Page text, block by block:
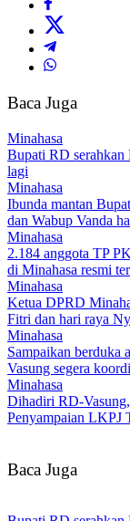
Baca Juga
Minahasa
Bupati RD
lagi
Minahasa
Ibunda mantan
dan Wabup Vanda
Minahasa
2.184 anggota TP
di Minahasa resmi
Minahasa
Ketua DPRD
Fitri dan hari raya
Minahasa
Sampaikan berduka
Vasung segera
Minahasa
Dihadiri RD-
Penyampaian LKPJ
Baca Juga